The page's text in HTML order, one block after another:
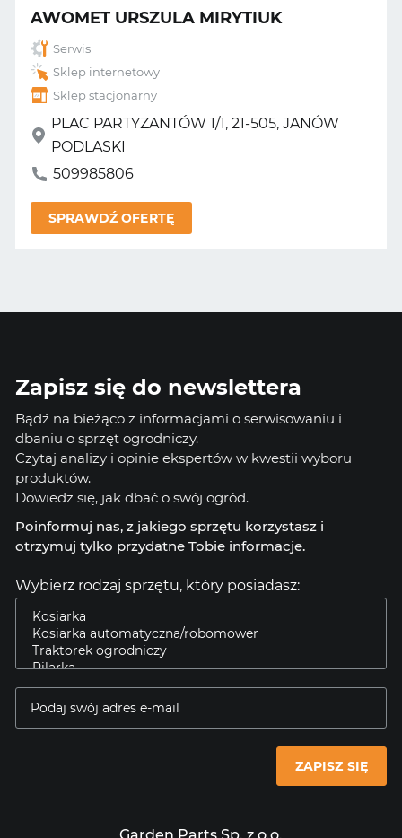
AWOMET URSZULA MIRYTIUK
Serwis
Sklep internetowy
Sklep stacjonarny
PLAC PARTYZANTÓW 1/1, 21-505, JANÓW
PODLASKI
509985806
SPRAWDŹ OFERTĘ
Zapisz się do newslettera
Bądź na bieżąco z informacjami o serwisowaniu i
dbaniu o sprzęt ogrodniczy.
Czytaj analizy i opinie ekspertów w kwestii wyboru
produktów.
Dowiedz się, jak dbać o swój ogród.
Poinformuj nas, z jakiego sprzętu korzystasz i
otrzymuj tylko przydatne Tobie informacje.
Wybierz rodzaj sprzętu, który posiadasz:
ZAPISZ SIĘ